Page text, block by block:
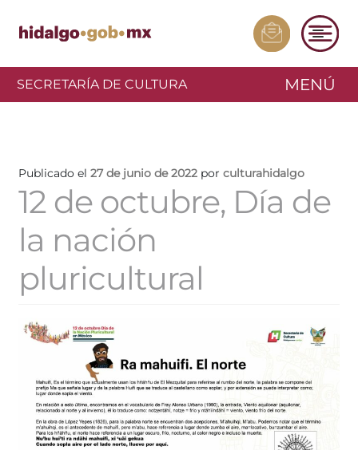
SECRETARÍA DE CULTURA MENÚ
Publicado el 27 de junio de 2022 por culturahidalgo
12 de octubre, Día de
la nación
pluricultural